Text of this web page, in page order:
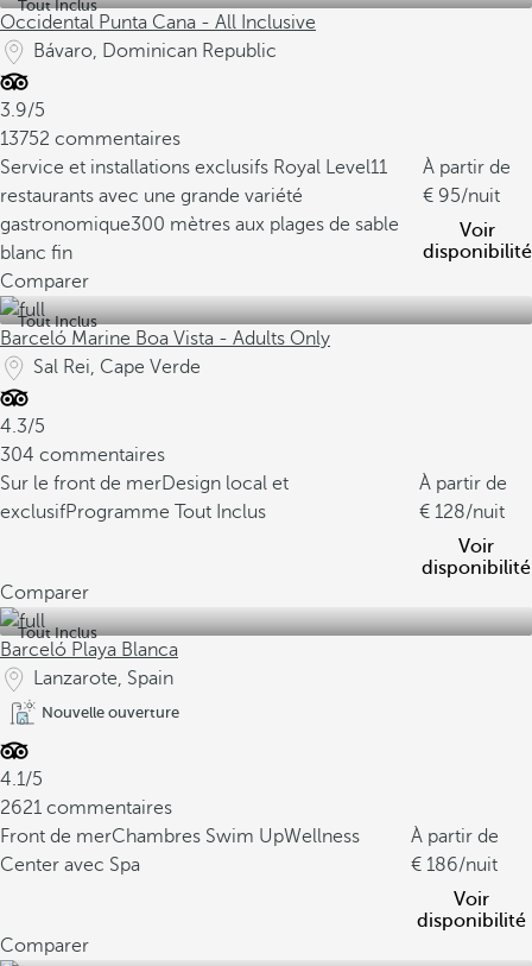
Tout Inclus
Occidental Punta Cana - All Inclusive
Bávaro, Dominican Republic
3.9/5
13752 commentaires
Service et installations exclusifs Royal Level11
restaurants avec une grande variété
gastronomique300 mètres aux plages de sable
blanc fin
À partir de
95/nuit
Voir
disponibilité
Comparer
Tout Inclus
Barceló Marine Boa Vista - Adults Only
Sal Rei, Cape Verde
4.3/5
304 commentaires
Sur le front de merDesign local et
exclusifProgramme Tout Inclus
À partir de
128/nuit
Voir
disponibilité
Comparer
Tout Inclus
Barceló Playa Blanca
Lanzarote, Spain
Nouvelle ouverture
4.1/5
2621 commentaires
Front de merChambres Swim UpWellness
Center avec Spa
À partir de
186/nuit
Voir
disponibilité
Comparer